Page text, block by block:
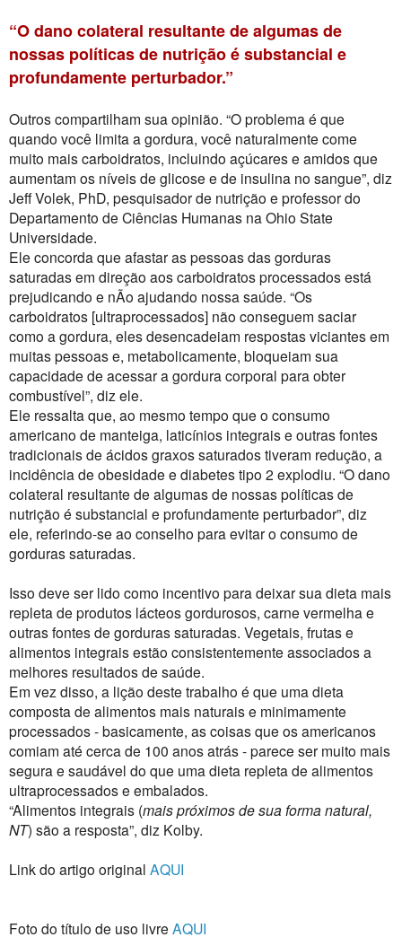
“O dano colateral resultante de algumas de
nossas políticas de nutrição é substancial e
profundamente perturbador.”
Outros compartilham sua opinião. “O problema é que
quando você limita a gordura, você naturalmente come
muito mais carboidratos, incluindo açúcares e amidos que
aumentam os níveis de glicose e de insulina no sangue”, diz
Jeff Volek, PhD, pesquisador de nutrição e professor do
Departamento de Ciências Humanas na Ohio State
Universidade.
Ele concorda que afastar as pessoas das gorduras
saturadas em direção aos carboidratos processados ​​está
prejudicando e nÃo ajudando nossa saúde. “Os
carboidratos [ultraprocessados] não conseguem saciar
como a gordura, eles desencadeiam respostas viciantes em
muitas pessoas e, metabolicamente, bloqueiam sua
capacidade de acessar a gordura corporal para obter
combustível”, diz ele.
Ele ressalta que, ao mesmo tempo que o consumo
americano de manteiga, laticínios integrais e outras fontes
tradicionais de ácidos graxos saturados tiveram redução, a
incidência de obesidade e diabetes tipo 2 explodiu. “O dano
colateral resultante de algumas de nossas políticas de
nutrição é substancial e profundamente perturbador”, diz
ele, referindo-se ao conselho para evitar o consumo de
gorduras saturadas.
Isso deve ser lido como incentivo para deixar sua dieta mais
repleta de produtos lácteos gordurosos, carne vermelha e
outras fontes de gorduras saturadas. Vegetais, frutas e
alimentos integrais estão consistentemente associados a
melhores resultados de saúde.
Em vez disso, a lição deste trabalho é que uma dieta
composta de alimentos mais naturais e minimamente
processados ​​- basicamente, as coisas que os americanos
comiam até cerca de 100 anos atrás - parece ser muito mais
segura e saudável do que uma dieta repleta de alimentos
ultraprocessados ​​e embalados.
“Alimentos integrais (mais próximos de sua forma natural,
NT) são a resposta”, diz Kolby.
Link do artigo original AQUI
Foto do título de uso livre AQUI